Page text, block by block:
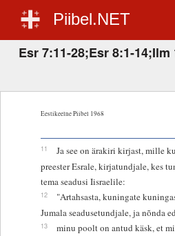
Piibel.NET
Esr 7:11-28;Esr 8:1-14;Ilm
Eestikeelne Piibel 1968
11
Ja see on ärakiri kirjast, mille
preester Esrale, kirjatundjale, kes
tema seadusi Iisraelile:
12
"Artahsasta, kuningate
Jumala seadusetundjale, ja nõnda
13
minu poolt on antud käsk, et